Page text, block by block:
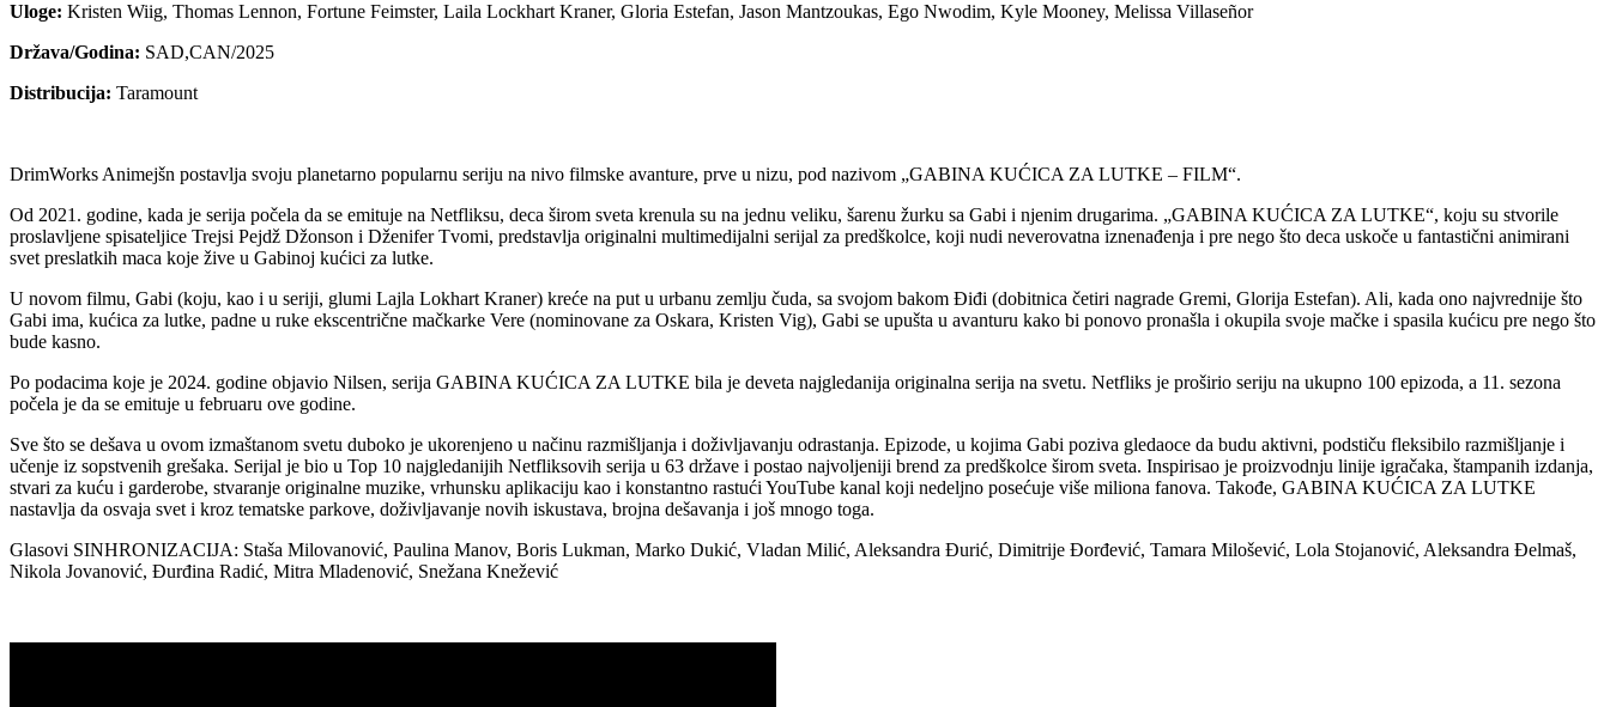
Uloge: Kristen Wiig, Thomas Lennon, Fortune Feimster, Laila Lockhart Kraner, Gloria Estefan, Jason Mantzoukas, Ego Nwodim, Kyle Mooney, Melissa Villaseñor
Država/Godina: SAD,CAN/2025
Distribucija: Taramount
DrimWorks Animejšn postavlja svoju planetarno popularnu seriju na nivo filmske avanture, prve u nizu, pod nazivom „GABINA KUĆICA ZA LUTKE – FILM“.
Od 2021. godine, kada je serija počela da se emituje na Netfliksu, deca širom sveta krenula su na jednu veliku, šarenu žurku sa Gabi i njenim drugarima. „GABINA KUĆICA ZA LUTKE“, koju su stvorile
proslavljene spisateljice Trejsi Pejdž Džonson i Dženifer Tvomi, predstavlja originalni multimedijalni serijal za predškolce, koji nudi neverovatna iznenađenja i pre nego što deca uskoče u fantastični animirani
svet preslatkih maca koje žive u Gabinoj kućici za lutke.
U novom filmu, Gabi (koju, kao i u seriji, glumi Lajla Lokhart Kraner) kreće na put u urbanu zemlju čuda, sa svojom bakom Điđi (dobitnica četiri nagrade Gremi, Glorija Estefan). Ali, kada ono najvrednije što
Gabi ima, kućica za lutke, padne u ruke ekscentrične mačkarke Vere (nominovane za Oskara, Kristen Vig), Gabi se upušta u avanturu kako bi ponovo pronašla i okupila svoje mačke i spasila kućicu pre nego što
bude kasno.
Po podacima koje je 2024. godine objavio Nilsen, serija GABINA KUĆICA ZA LUTKE bila je deveta najgledanija originalna serija na svetu. Netfliks je proširio seriju na ukupno 100 epizoda, a 11. sezona
počela je da se emituje u februaru ove godine.
Sve što se dešava u ovom izmaštanom svetu duboko je ukorenjeno u načinu razmišljanja i doživljavanju odrastanja. Epizode, u kojima Gabi poziva gledaoce da budu aktivni, podstiču fleksibilo razmišljanje i
učenje iz sopstvenih grešaka. Serijal je bio u Top 10 najgledanijih Netfliksovih serija u 63 države i postao najvoljeniji brend za predškolce širom sveta. Inspirisao je proizvodnju linije igračaka, štampanih izdanja,
stvari za kuću i garderobe, stvaranje originalne muzike, vrhunsku aplikaciju kao i konstantno rastući YouTube kanal koji nedeljno posećuje više miliona fanova. Takođe, GABINA KUĆICA ZA LUTKE
nastavlja da osvaja svet i kroz tematske parkove, doživljavanje novih iskustava, brojna dešavanja i još mnogo toga.
Glasovi SINHRONIZACIJA: Staša Milovanović, Paulina Manov, Boris Lukman, Marko Dukić, Vladan Milić, Aleksandra Đurić, Dimitrije Đorđević, Tamara Milošević, Lola Stojanović, Aleksandra Đelmaš,
Nikola Jovanović, Đurđina Radić, Mitra Mladenović, Snežana Knežević